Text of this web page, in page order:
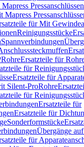
Pressanschlüssen
Mapress
für Mit
Reinigungsstücke
Spannverbindungen
RohreErsatzteile für
für
Ersatzteile für
Silent-ProRohre
für
Ersatzteile für
Ersatzteile für
Sonderformstücke
Übergänge
für